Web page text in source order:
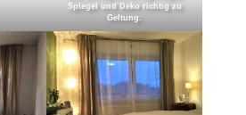
Spiegel und Deko richtig zu
Geltung.